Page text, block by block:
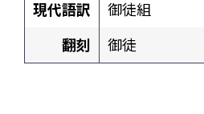
現代語訳
御徒組
翻刻
御徒